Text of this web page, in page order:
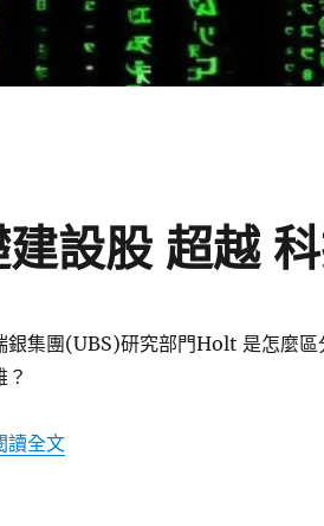
設股 超越
銀集團(UBS)研究部門Holt 是怎麼區
？
讀全文〈美國的 AI基礎建設股 超越